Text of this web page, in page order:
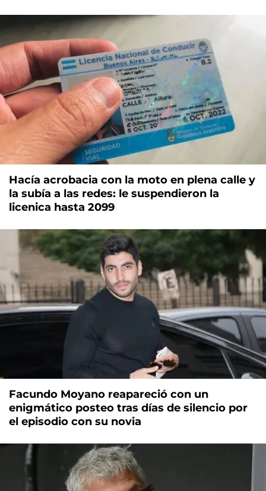
Hacía acrobacia con la moto en plena calle y
la subía a las redes: le suspendieron la
licenica hasta 2099
Facundo Moyano reapareció con un
enigmático posteo tras días de silencio por
el episodio con su novia